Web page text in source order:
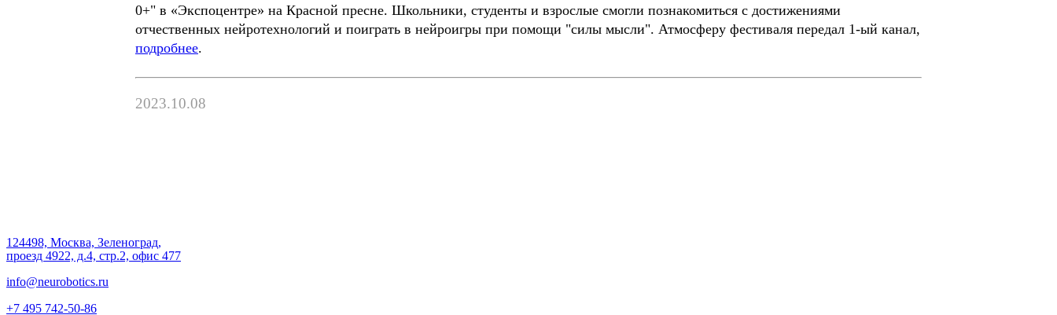
0+" в «Экспоцентре» на Красной пресне. Школьники, студенты и взрослые смогли познакомиться с достижениями
отчественных нейротехнологий и поиграть в нейроигры при помощи "силы мысли". Атмосферу фестиваля передал 1-ый канал,
подробнее.
2023.10.08
124498, Москва, Зеленоград,
проезд 4922, д.4, стр.2, офис 477
info@neurobotics.ru
+7 495 742-50-86